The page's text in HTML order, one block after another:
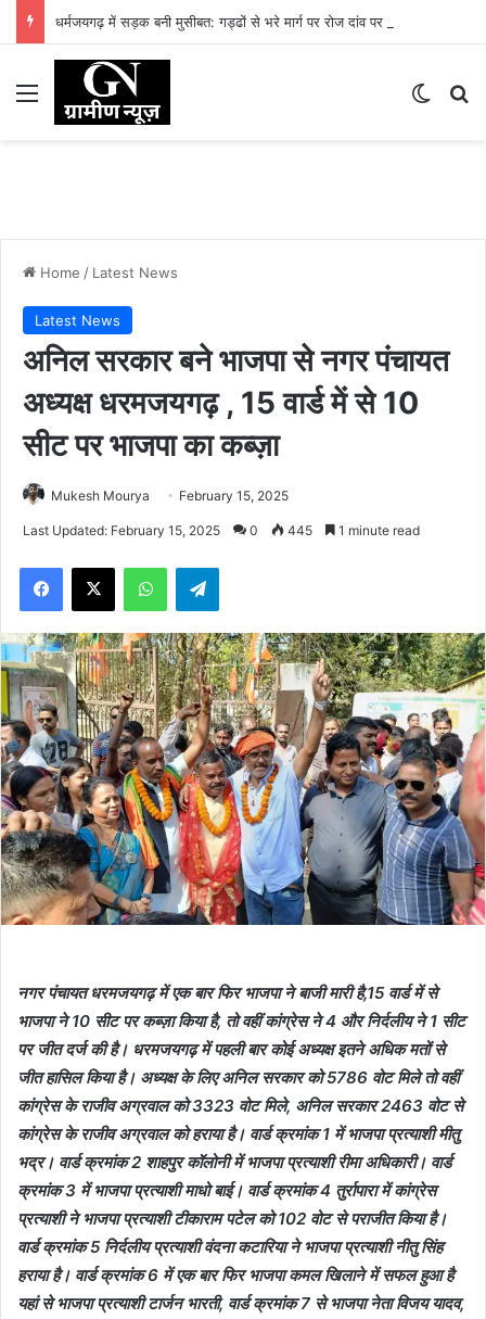
Menu
Home / Latest News
Latest News
अनिल सरकार बने भाजपा से नगर पंचायत
अध्यक्ष धरमजयगढ़ , 15 वार्ड में से 10
सीट पर भाजपा का कब्ज़ा
Mukesh Mourya February 15, 2025
Last Updated: February 15, 2025 0 445 1 minute read
Facebook
X WhatsAppTelegram
नगर पंचायत धरमजयगढ़ में एक बार फिर भाजपा ने बाजी मारी है,15 वार्ड में से
भाजपा ने 10 सीट पर कब्ज़ा किया है, तो वहीं कांग्रेस ने 4 और निर्दलीय ने 1 सीट
पर जीत दर्ज की है। धरमजयगढ़ में पहली बार कोई अध्यक्ष इतने अधिक मतों से
जीत हासिल किया है। अध्यक्ष के लिए अनिल सरकार को 5786 वोट मिले तो वहीं
कांग्रेस के राजीव अग्रवाल को 3323 वोट मिले, अनिल सरकार 2463 वोट से
कांग्रेस के राजीव अग्रवाल को हराया है। वार्ड क्रमांक 1 में भाजपा प्रत्याशी मीतु
भद्र। वार्ड क्रमांक 2 शाहपुर कॉलोनी में भाजपा प्रत्याशी रीमा अधिकारी। वार्ड
क्रमांक 3 में भाजपा प्रत्याशी माधो बाई। वार्ड क्रमांक 4 तुर्रापारा में कांग्रेस
प्रत्याशी ने भाजपा प्रत्याशी टीकाराम पटेल को 102 वोट से पराजीत किया है।
वार्ड क्रमांक 5 निर्दलीय प्रत्याशी वंदना कटारिया ने भाजपा प्रत्याशी नीतु सिंह
हराया है। वार्ड क्रमांक 6 में एक बार फिर भाजपा कमल खिलाने में सफल हुआ है
यहां से भाजपा प्रत्याशी टार्जन भारती, वार्ड क्रमांक 7 से भाजपा नेता विजय यादव,